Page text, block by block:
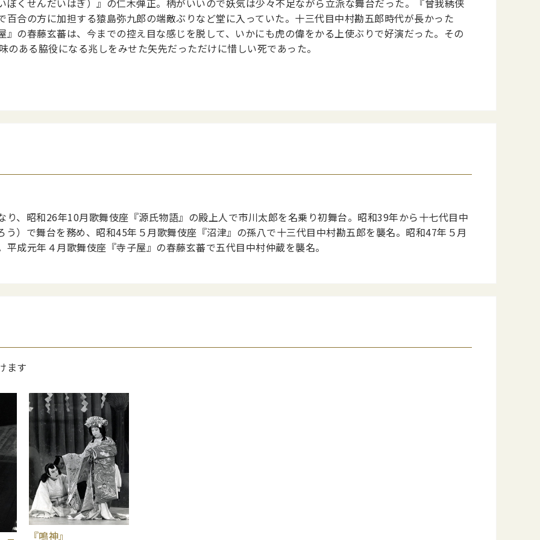
くせんだいはぎ）』の仁木弾正。柄がいいので妖気は少々不足ながら立派な舞台だった。『曾我綉侠
合の方に加担する猿島弥九郎の端敵ぶりなど堂に入っていた。十三代目中村勘五郎時代が長かった
の春藤玄蕃は、今までの控え目な感じを脱して、いかにも虎の偉をかる上使ぶりで好演だった。その
ある脇役になる兆しをみせた矢先だっただけに惜しい死であった。
、昭和26年10月歌舞伎座『源氏物語』の殿上人で市川太郎を名乗り初舞台。昭和39年から十七代目中
）で舞台を務め、昭和45年５月歌舞伎座『沼津』の孫八で十三代目中村勘五郎を襲名。昭和47年５月
成元年４月歌舞伎座『寺子屋』の春藤玄蕃で五代目中村仲蔵を襲名。
ます
『鳴神』